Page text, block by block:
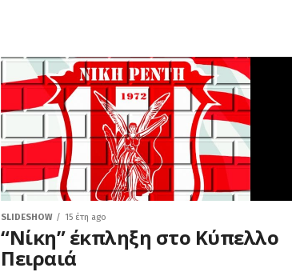
SLIDESHOW 15 έτη ago
“Νίκη” έκπληξη στο Κύπελλο
Πειραιά